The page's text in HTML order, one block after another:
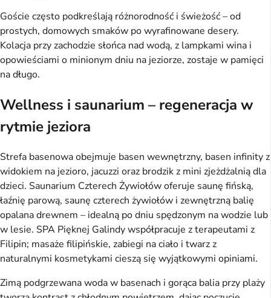
Goście często podkreślają różnorodność i świeżość – od
prostych, domowych smaków po wyrafinowane desery.
Kolacja przy zachodzie słońca nad wodą, z lampkami wina i
opowieściami o minionym dniu na jeziorze, zostaje w pamięci
na długo.
Wellness i saunarium – regeneracja w
rytmie jeziora
Strefa basenowa obejmuje basen wewnętrzny, basen infinity z
widokiem na jezioro, jacuzzi oraz brodzik z mini zjeżdżalnią dla
dzieci. Saunarium Czterech Żywiołów oferuje saunę fińską,
łaźnię parową, saunę czterech żywiołów i zewnętrzną balię
opalana drewnem – idealną po dniu spędzonym na wodzie lub
w lesie. SPA Pięknej Galindy współpracuje z terapeutami z
Filipin; masaże filipińskie, zabiegi na ciało i twarz z
naturalnymi kosmetykami cieszą się wyjątkowymi opiniami.
Zimą podgrzewana woda w basenach i gorąca balia przy plaży